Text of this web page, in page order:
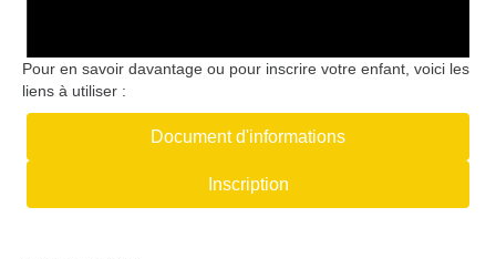
Pour en savoir davantage ou pour inscrire votre enfant, voici les
liens à utiliser :
Document d'informations
Inscription